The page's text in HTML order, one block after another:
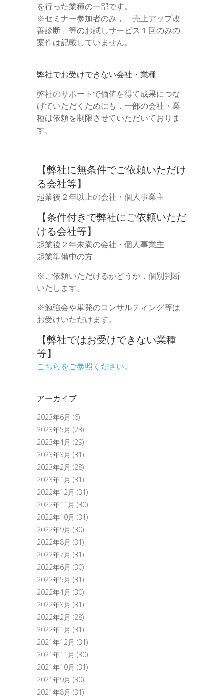
を行った業種の一部です。
※セミナー参加者のみ，「売上アップ改
善診断」等のお試しサービス１回のみの
案件は記載していません。
弊社でお受けできない会社・業種
弊社のサポートで価値を得て成果につな
げていただくためにも，一部の会社・業
種は依頼を制限させていただいておりま
す。
【弊社に無条件でご依頼いただけ
る会社等】
起業後２年以上の会社・個人事業主
【条件付きで弊社にご依頼いただ
ける会社等】
起業後２年未満の会社・個人事業主
起業準備中の方
※ご依頼いただけるかどうか，個別判断
いたします。
※勉強会や単発のコンサルティング等は
お受けいただけます。
【弊社ではお受けできない業種
等】
こちらをご参照ください。
アーカイブ
2023年6月 (6)
2023年5月 (23)
2023年4月 (29)
2023年3月 (31)
2023年2月 (28)
2023年1月 (31)
2022年12月 (31)
2022年11月 (30)
2022年10月 (31)
2022年9月 (30)
2022年8月 (31)
2022年7月 (31)
2022年6月 (30)
2022年5月 (31)
2022年4月 (30)
2022年3月 (31)
2022年2月 (28)
2022年1月 (31)
2021年12月 (31)
2021年11月 (30)
2021年10月 (31)
2021年9月 (30)
2021年8月 (31)